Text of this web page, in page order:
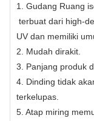
1. Gudang Ruang
terbuat dari high-
UV dan memiliki
2. Mudah dirakit.
3. Panjang produk
4. Dinding tidak
terkelupas.
5. Atap miring